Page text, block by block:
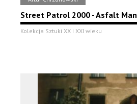
Street Patrol 2000 - Asfalt Man
Kolekcja Sztuki XX i XXI wieku